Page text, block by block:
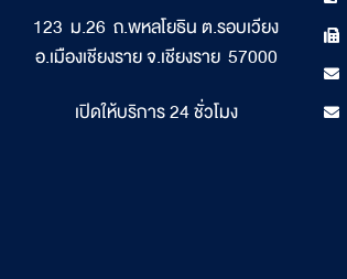
123 ม.26 ถ.พหลโยธิน ต.รอบเวียง
อ.เมืองเชียงราย จ.เชียงราย 57000
เปิดให้บริการ 24 ชั่วโมง